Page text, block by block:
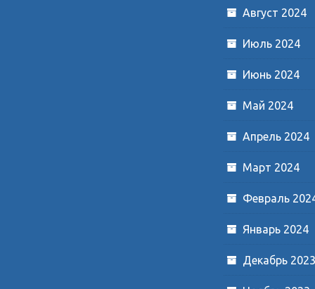
Август 2024
Июль 2024
Июнь 2024
Май 2024
Апрель 2024
Март 2024
Февраль
Январь 2024
Декабрь 2023